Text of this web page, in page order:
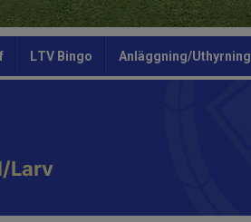
LTV Bingo Anläggning/Uthyrning
Larv